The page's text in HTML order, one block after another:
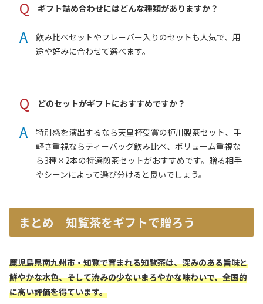
Q ギフト詰め合わせにはどんな種類がありますか？
A
飲み比べセットやフレーバー入りのセットも人気で、用
途や好みに合わせて選べます。
Q どのセットがギフトにおすすめですか？
A
特別感を演出するなら天皇杯受賞の枦川製茶セット、手
軽さ重視ならティーバッグ飲み比べ、ボリューム重視な
ら3種×2本の特選煎茶セットがおすすめです。贈る相手
やシーンによって選び分けると良いでしょう。
まとめ｜知覧茶をギフトで贈ろう
鹿児島県南九州市・知覧で育まれる知覧茶は、深みのある旨味と
鮮やかな水色、そして渋みの少ないまろやかな味わいで、全国的
に高い評価を得ています。